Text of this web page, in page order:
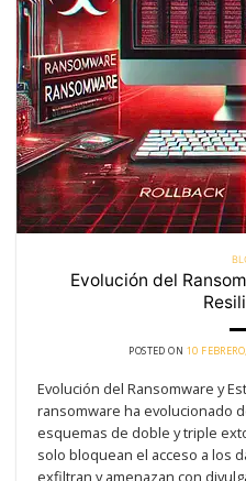
Evolución del
POSTED ON 10
Evolución del Ransomware y
ransomware ha evolucionado
esquemas de doble y triple
solo bloquean el acceso a los
exfiltran y amenazan con